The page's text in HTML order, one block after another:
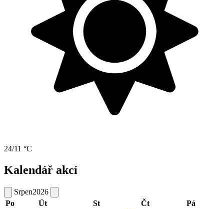
24/11 °C
Kalendář akcí
Srpen2026
Po
Út St Čt Pá